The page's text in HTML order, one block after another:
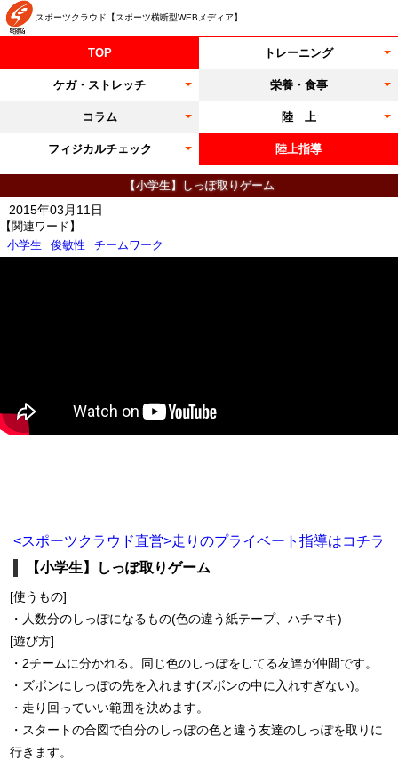
スポーツクラウド【スポーツ横断型WEBメディア】
TOP トレーニング
ケガ・ストレッチ 栄養・食事
コラム 陸 上
フィジカルチェック 陸上指導
【小学生】しっぽ取りゲーム
【関連ワード】
小学生
俊敏性 チームワーク
2015年03月11日
<スポーツクラウド直営>走りのプライベート指導はコチラ
【小学生】しっぽ取りゲーム
[使うもの]
・人数分のしっぽになるもの(色の違う紙テープ、ハチマキ)
[遊び方]
・2チームに分かれる。同じ色のしっぽをしてる友達が仲間です。
・ズボンにしっぽの先を入れます(ズボンの中に入れすぎない)。
・走り回っていい範囲を決めます。
・スタートの合図で自分のしっぽの色と違う友達のしっぽを取りに
行きます。